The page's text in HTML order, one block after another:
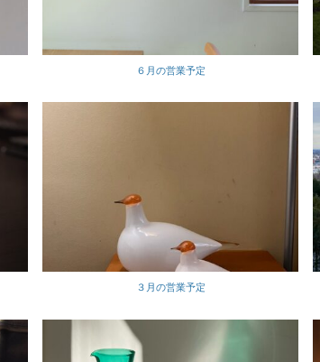
６月の営業予定
３月の営業予定